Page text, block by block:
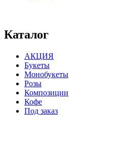
Каталог
АКЦИЯ
Букеты
Монобукеты
Розы
Композиции
Кофе
Под заказ